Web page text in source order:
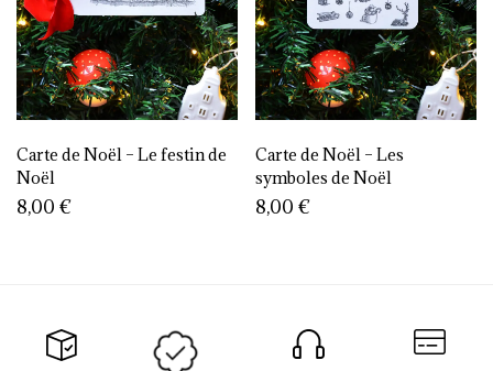
Carte de Noël – Le festin de
Noël
8,00 €
Carte de Noël – Les
symboles de Noël
8,00 €